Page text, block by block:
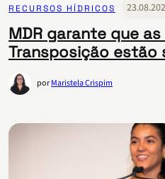
RECURSOS HÍDRICOS
MDR garante que
Transposição estão
porMaristela Crispim